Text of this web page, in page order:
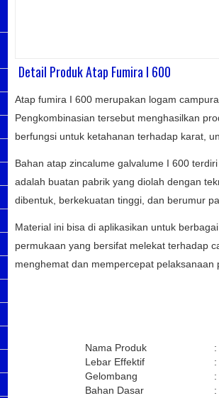
Detail Produk Atap Fumira I 600
Atap fumira I 600 merupakan logam
Pengkombinasian tersebut menghasilkan
berfungsi untuk ketahanan terhadap karat,
Bahan atap zincalume galvalume I 600
adalah buatan pabrik yang diolah dengan
dibentuk, berkekuatan tinggi, dan berumur
Material ini bisa di aplikasikan untuk
permukaan yang bersifat melekat terhadap
menghemat dan mempercepat pelaksanaan
Nama Produk :
Lebar Effektif
:
Gelombang
:
Bahan Dasar
: